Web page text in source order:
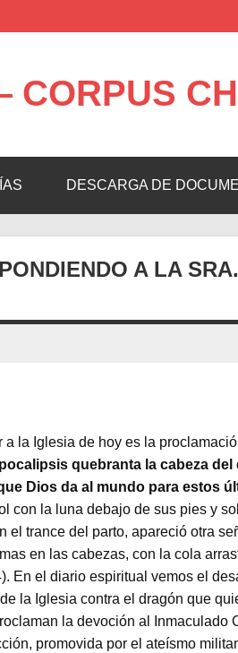
DESCARGA DE
A LA
la Iglesia de hoy es la
quebranta la cabeza del
Dios da al mundo para estos
con la luna debajo de sus pies y
el trance del parto, apareció otra
en las cabezas, con la cola
En el diario espiritual vemos el
la Iglesia contra el dragón que
la devoción al Inmaculado
promovida por el ateísmo